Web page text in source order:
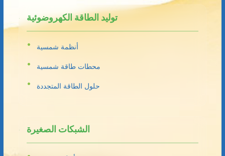
توليد الطاقة الكهروضوئية
أنظمة شمسية
محطات طاقة شمسية
حلول الطاقة المتجددة
الشبكات الصغيرة